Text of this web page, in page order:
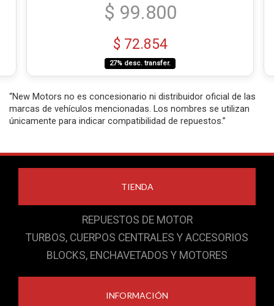
$ 99.800
$ 72.854
27% desc. transfer.
“New Motors no es concesionario ni distribuidor oficial de las
marcas de vehículos mencionadas. Los nombres se utilizan
únicamente para indicar compatibilidad de repuestos.”
TIENDA
REPUESTOS DE MOTOR
TURBOS, CUERPOS CENTRALES Y ACCESORIOS
BLOCKS, ENCHAVETADOS Y MOTORES
INFORMACIÓN